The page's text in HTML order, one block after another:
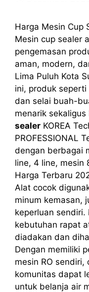
Harga Mesin Cup
Mesin cup sealer
pengemasan
aman, modern,
Lima Puluh Kota
ini, produk
dan selai buah-
menarik sekaligus
sealer KOREA
PROFESSIONAL
dengan berbagai
line, 4 line, mesin
Harga Terbaru
Alat cocok
minum kemasan,
keperluan sendiri.
kebutuhan rapat
diadakan dan
Dengan memiliki
mesin RO sendiri,
komunitas dapat
untuk belanja air